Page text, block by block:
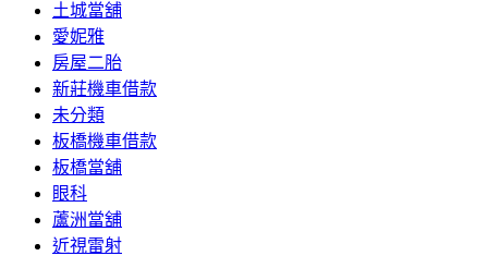
土城當舖
愛妮雅
房屋二胎
新莊機車借款
未分類
板橋機車借款
板橋當舖
眼科
蘆洲當舖
近視雷射